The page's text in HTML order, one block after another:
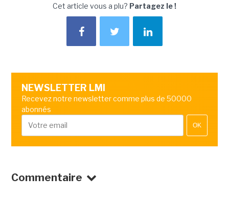
Cet article vous a plu? Partagez le !
NEWSLETTER LMI
Recevez notre newsletter comme plus de 50000
abonnés
OK
Commentaire